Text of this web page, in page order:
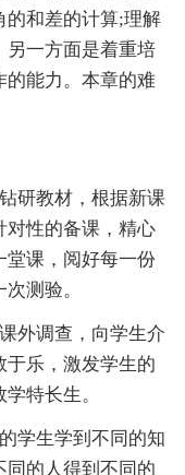
的和差的计算;理解
另一方面是着重培
的能力。本章的难
研教材，根据新课
对性的备课，精心
堂课，阅好每一份
测验。
外调查，向学生介
于乐，激发学生的
特长生。
学生学到不同的知
同的人得到不同的